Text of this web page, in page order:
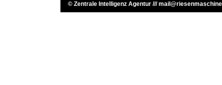
© Zentrale Intelligenz Agentur ///